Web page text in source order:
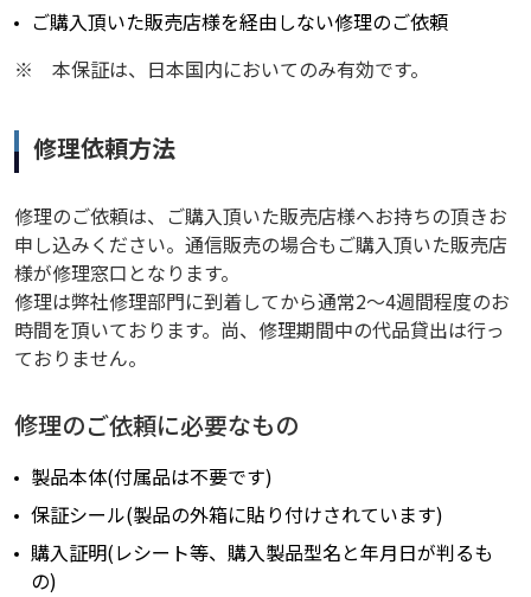
ご購入頂いた販売店様を経由しない修理のご依頼
※
本保証は、日本国内においてのみ有効です。
修理依頼方法
修理のご依頼は、ご購入頂いた販売店様へお持ちの頂きお
申し込みください。通信販売の場合もご購入頂いた販売店
様が修理窓口となります。
修理は弊社修理部門に到着してから通常2～4週間程度のお
時間を頂いております。尚、修理期間中の代品貸出は行っ
ておりません。
修理のご依頼に必要なもの
製品本体(付属品は不要です)
保証シール(製品の外箱に貼り付けされています)
購入証明(レシート等、購入製品型名と年月日が判るも
の)